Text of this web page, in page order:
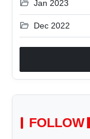
folder_open Jan 2023
folder_open Dec 2022
FOLLOW